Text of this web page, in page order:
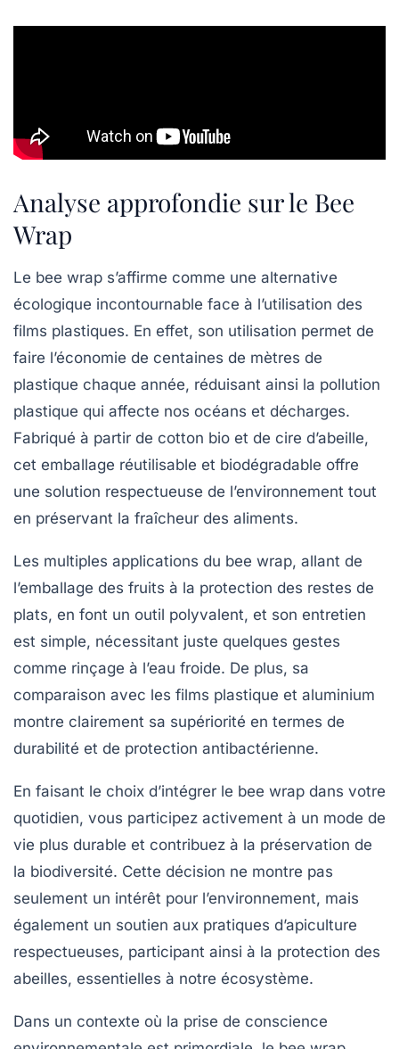
Analyse approfondie sur le Bee
Wrap
Le bee wrap s’affirme comme une alternative
écologique incontournable face à l’utilisation des
films plastiques. En effet, son utilisation permet de
faire l’économie de centaines de mètres de
plastique chaque année, réduisant ainsi la pollution
plastique qui affecte nos océans et décharges.
Fabriqué à partir de cotton bio et de cire d’abeille,
cet emballage réutilisable et biodégradable offre
une solution respectueuse de l’environnement tout
en préservant la fraîcheur des aliments.
Les multiples applications du bee wrap, allant de
l’emballage des fruits à la protection des restes de
plats, en font un outil polyvalent, et son entretien
est simple, nécessitant juste quelques gestes
comme rinçage à l’eau froide. De plus, sa
comparaison avec les films plastique et aluminium
montre clairement sa supériorité en termes de
durabilité et de protection antibactérienne.
En faisant le choix d’intégrer le bee wrap dans votre
quotidien, vous participez activement à un mode de
vie plus durable et contribuez à la préservation de
la biodiversité. Cette décision ne montre pas
seulement un intérêt pour l’environnement, mais
également un soutien aux pratiques d’apiculture
respectueuses, participant ainsi à la protection des
abeilles, essentielles à notre écosystème.
Dans un contexte où la prise de conscience